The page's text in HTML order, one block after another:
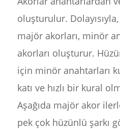
oluşturulur.
majör akorları, minör
akorları oluşturur.
için minör anahtarları
katı ve hızlı bir kural
Aşağıda majör akor
pek çok hüzünlü şarkı